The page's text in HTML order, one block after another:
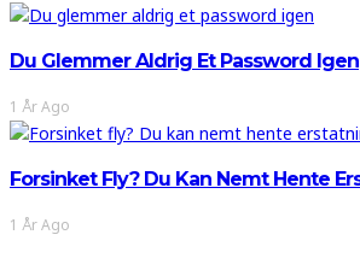
Du Glemmer Aldrig Et Password Igen
1 År Ago
Forsinket Fly? Du Kan Nemt Hente
1 År Ago